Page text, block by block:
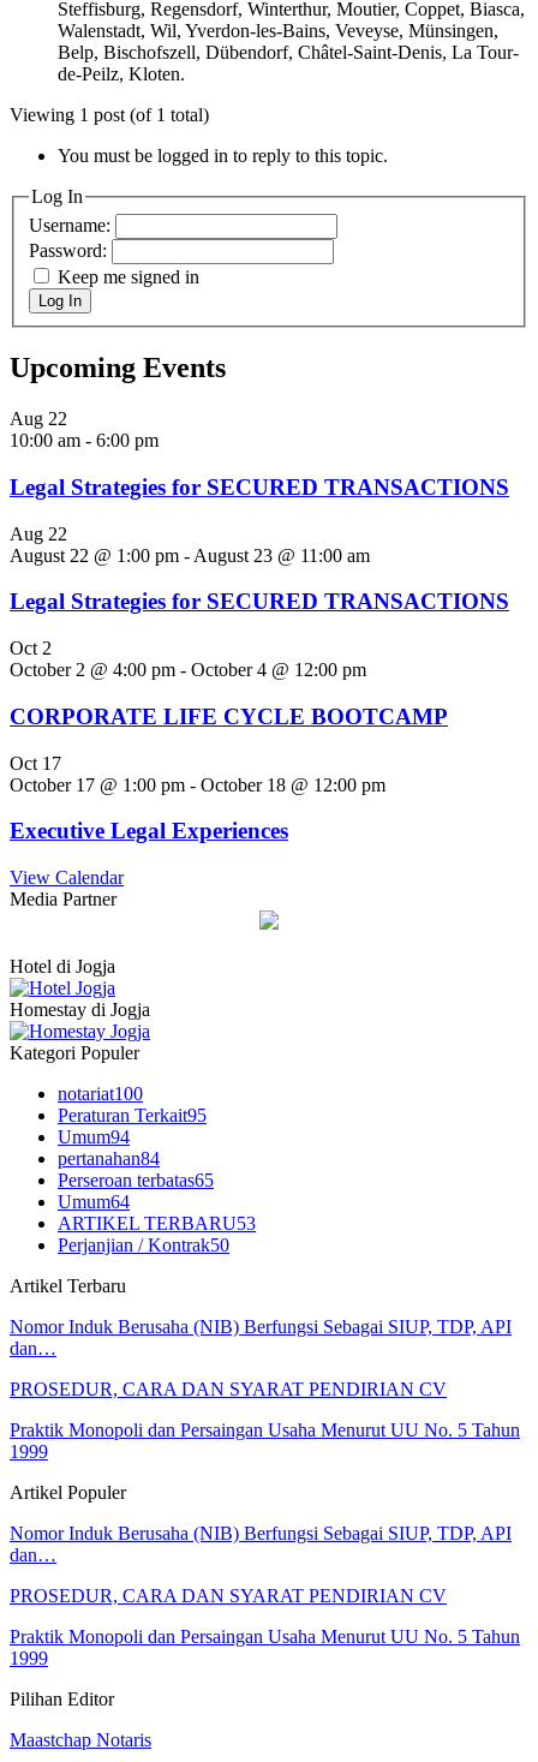
Steffisburg, Regensdorf, Winterthur, Moutier, Coppet, Biasca,
Walenstadt, Wil, Yverdon-les-Bains, Veveyse, Münsingen,
Belp, Bischofszell, Dübendorf, Châtel-Saint-Denis, La Tour-
de-Peilz, Kloten.
Viewing 1 post (of 1 total)
You must be logged in to reply to this topic.
Log In
Username:
Password:
Keep me signed in
Log In
Upcoming Events
Aug 22
10:00 am - 6:00 pm
Legal Strategies for SECURED TRANSACTIONS
Aug 22
August 22 @ 1:00 pm - August 23 @ 11:00 am
Legal Strategies for SECURED TRANSACTIONS
Oct 2
October 2 @ 4:00 pm - October 4 @ 12:00 pm
CORPORATE LIFE CYCLE BOOTCAMP
Oct 17
October 17 @ 1:00 pm - October 18 @ 12:00 pm
Executive Legal Experiences
View Calendar
Media Partner
Hotel di Jogja
Homestay di Jogja
Kategori Populer
notariat100
Peraturan Terkait95
Umum94
pertanahan84
Perseroan terbatas65
Umum64
ARTIKEL TERBARU53
Perjanjian / Kontrak50
Artikel Terbaru
Nomor Induk Berusaha (NIB) Berfungsi Sebagai SIUP, TDP, API
dan…
PROSEDUR, CARA DAN SYARAT PENDIRIAN CV
Praktik Monopoli dan Persaingan Usaha Menurut UU No. 5 Tahun
1999
Artikel Populer
Nomor Induk Berusaha (NIB) Berfungsi Sebagai SIUP, TDP, API
dan…
PROSEDUR, CARA DAN SYARAT PENDIRIAN CV
Praktik Monopoli dan Persaingan Usaha Menurut UU No. 5 Tahun
1999
Pilihan Editor
Maastchap Notaris